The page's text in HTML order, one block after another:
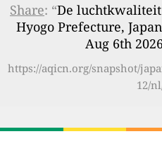
Share: “De luchtkwaliteit
Hyogo Prefecture,
Aug 6th
https://aqicn.org/snapshot/
12/